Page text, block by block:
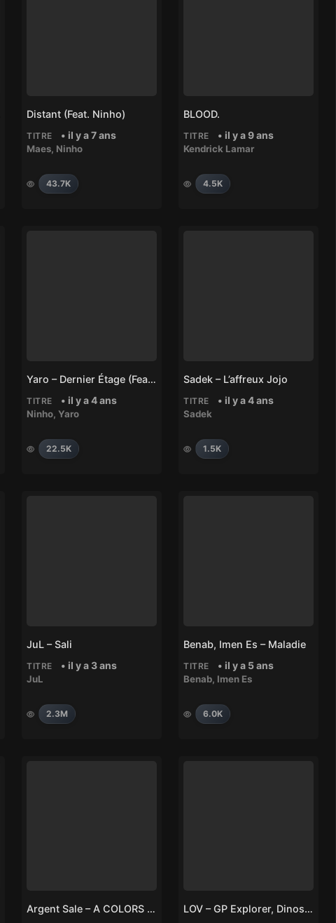
Distant (feat. Ninho)
TITRE • il y a 7 ans
Maes, Ninho
43.7K
BLOOD.
TITRE • il y a 9 ans
Kendrick Lamar
4.5K
Yaro – Dernier Étage (feat. Ninho)
TITRE • il y a 4 ans
Ninho,Yaro
22.5K
Sadek – L’affreux Jojo
TITRE • il y a 4 ans
Sadek
1.5K
JuL – Sali
TITRE • il y a 3 ans
JuL
2.3M
Benab, Imen Es – Maladie
TITRE • il y a 5 ans
Benab, Imen Es
6.0K
Argent Sale – A COLORS SHOW – La Rvfleuze LOV – GP Explorer, Dinos, OBOY